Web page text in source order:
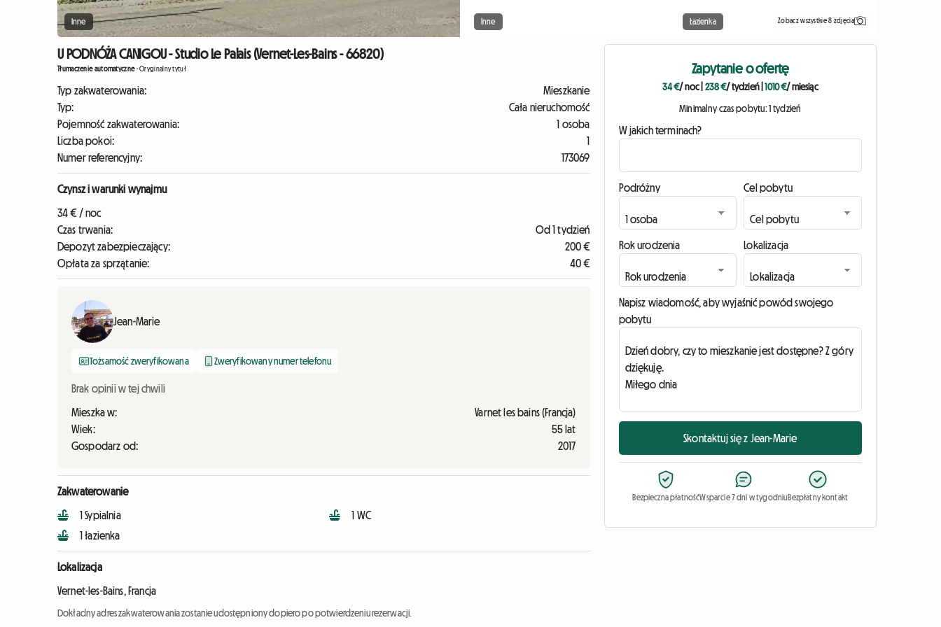
Inne Inne Łazienka Zobacz wszystkie 8 zdjęcia
U PODNÓŻA CANIGOU - Studio Le Palais (Vernet-Les-Bains - 66820)
Tłumaczenie automatyczne-Oryginalny tytuł
Typ zakwaterowania:
Mieszkanie
Typ:
Cała nieruchomość
Pojemność zakwaterowania:
1 osoba
Liczba pokoi:
1
Numer referencyjny:
173069
Czynsz i warunki wynajmu
34 € / noc
Czas trwania:
Od 1 tydzień
Depozyt zabezpieczający:
200 €
Opłata za sprzątanie:
40 €
Jean-Marie
Tożsamość zweryfikowana Zweryfikowany numer telefonu
Brak opinii w tej chwili
Mieszka w:
Varnet les bains (Francja)
Wiek:
55 lat
Gospodarz od:
2017
Zakwaterowanie
1 Sypialnia
1 łazienka
1 WC
Lokalizacja
Vernet-les-Bains, Francja
Dokładny adres zakwaterowania zostanie udostępniony dopiero po potwierdzeniu rezerwacji.
Zapytanie o ofertę
34 €/ noc 238 €/ tydzień|1010 €/ miesiąc
Minimalny czas pobytu: 1 tydzień
W jakich terminach?
Podróżny Cel pobytu
Rok urodzenia Lokalizacja
Napisz wiadomość, aby wyjaśnić powód swojego
pobytu
Skontaktuj się z Jean-Marie
Bezpieczna płatnośćWsparcie 7 dni w tygodniuBezpłatny kontakt